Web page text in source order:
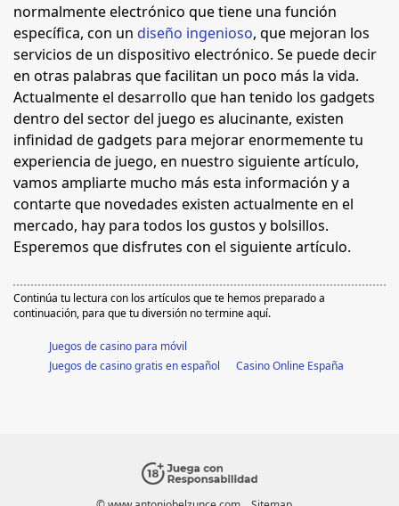
normalmente electrónico que tiene una función
específica, con un diseño ingenioso, que mejoran los
servicios de un dispositivo electrónico. Se puede decir
en otras palabras que facilitan un poco más la vida.
Actualmente el desarrollo que han tenido los gadgets
dentro del sector del juego es alucinante, existen
infinidad de gadgets para mejorar enormemente tu
experiencia de juego, en nuestro siguiente artículo,
vamos ampliarte mucho más esta información y a
contarte que novedades existen actualmente en el
mercado, hay para todos los gustos y bolsillos.
Esperemos que disfrutes con el siguiente artículo.
Continúa tu lectura con los artículos que te hemos preparado a
continuación, para que tu diversión no termine aquí.
Juegos de casino para móvil
Juegos de casino gratis en español
Casino Online España